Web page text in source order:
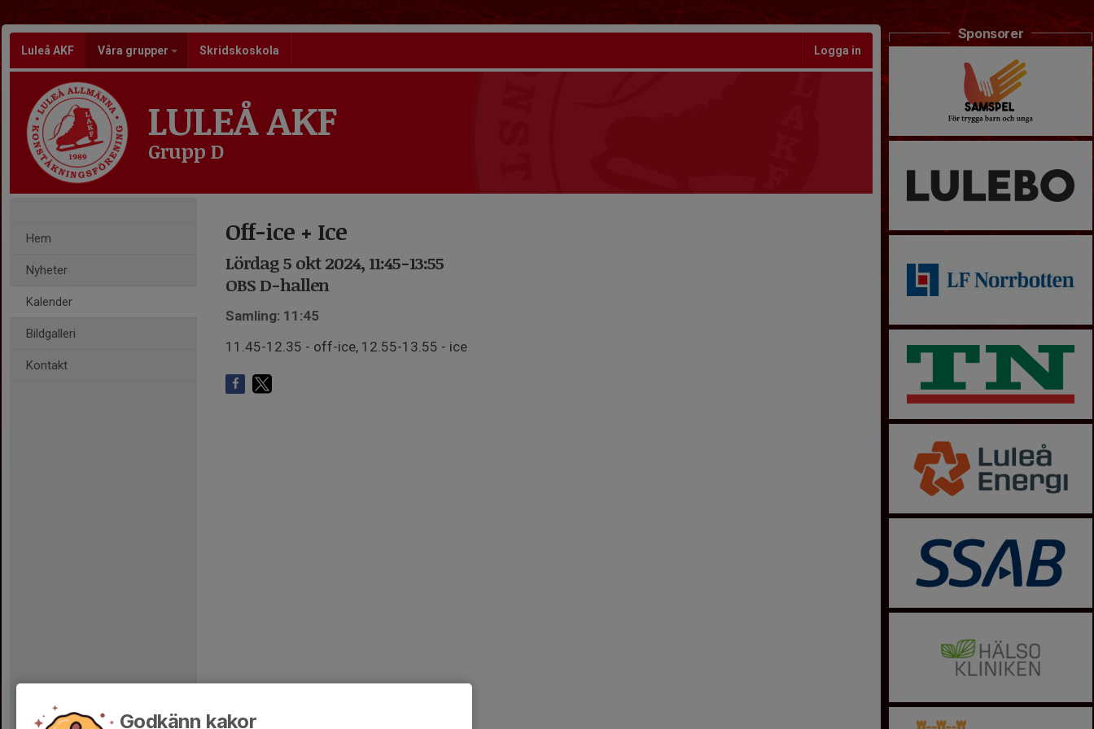
Luleå AKF Våra grupper Skridskoskola Logga in
LULEÅ AKF
Grupp D
Hem
Nyheter
Kalender
Bildgalleri
Kontakt
Off-ice + Ice
Lördag 5 okt 2024, 11:45-13:55
OBS D-hallen
Samling: 11:45
11.45-12.35 - off-ice, 12.55-13.55 - ice
Sponsorer
Godkänn kakor